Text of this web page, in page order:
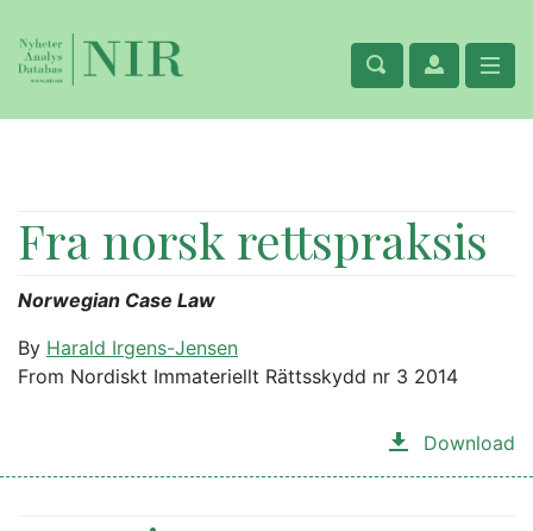
Fra norsk rettspraksis
Norwegian Case Law
By Harald Irgens-Jensen
From Nordiskt Immateriellt Rättsskydd nr 3 2014
Download